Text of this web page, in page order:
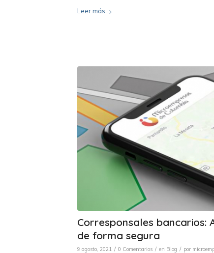
Leer más
Corresponsales bancarios:
de forma segura
9 agosto, 2021 / 0 Comentarios / en Blog / por